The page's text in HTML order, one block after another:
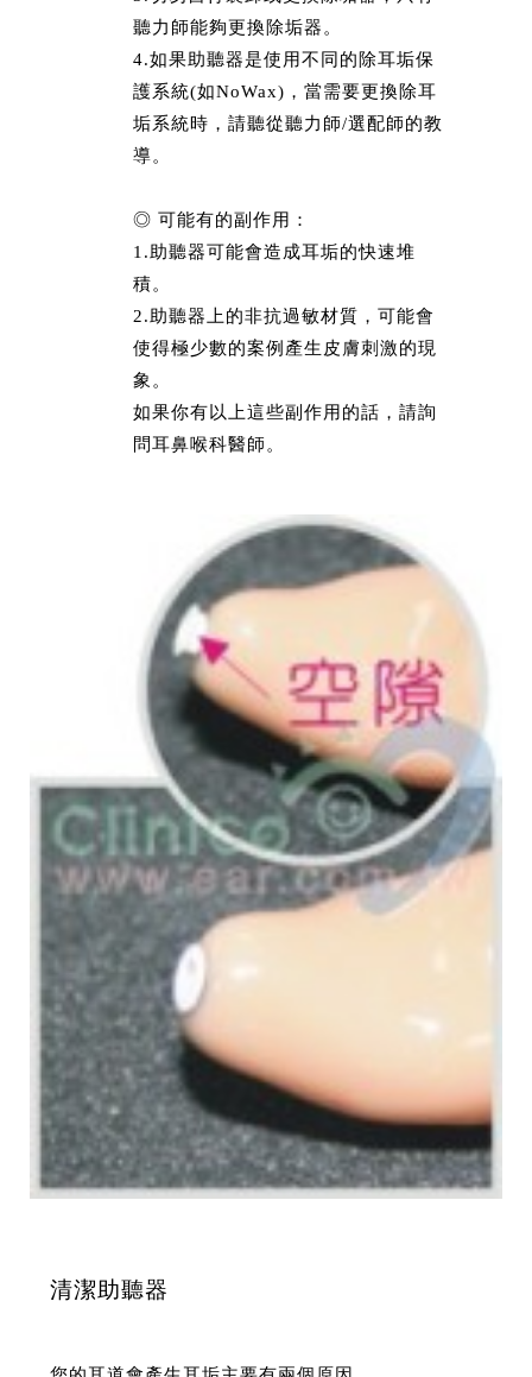
聽力師能夠更換除垢器。
4.如果助聽器是使用不同的除耳垢保
護系統(如NoWax)，當需要更換除耳
垢系統時，請聽從聽力師/選配師的教
導。
◎ 可能有的副作用：
1.助聽器可能會造成耳垢的快速堆
積。
2.助聽器上的非抗過敏材質，可能會
使得極少數的案例產生皮膚刺激的現
象。
如果你有以上這些副作用的話，請詢
問耳鼻喉科醫師。
清潔助聽器